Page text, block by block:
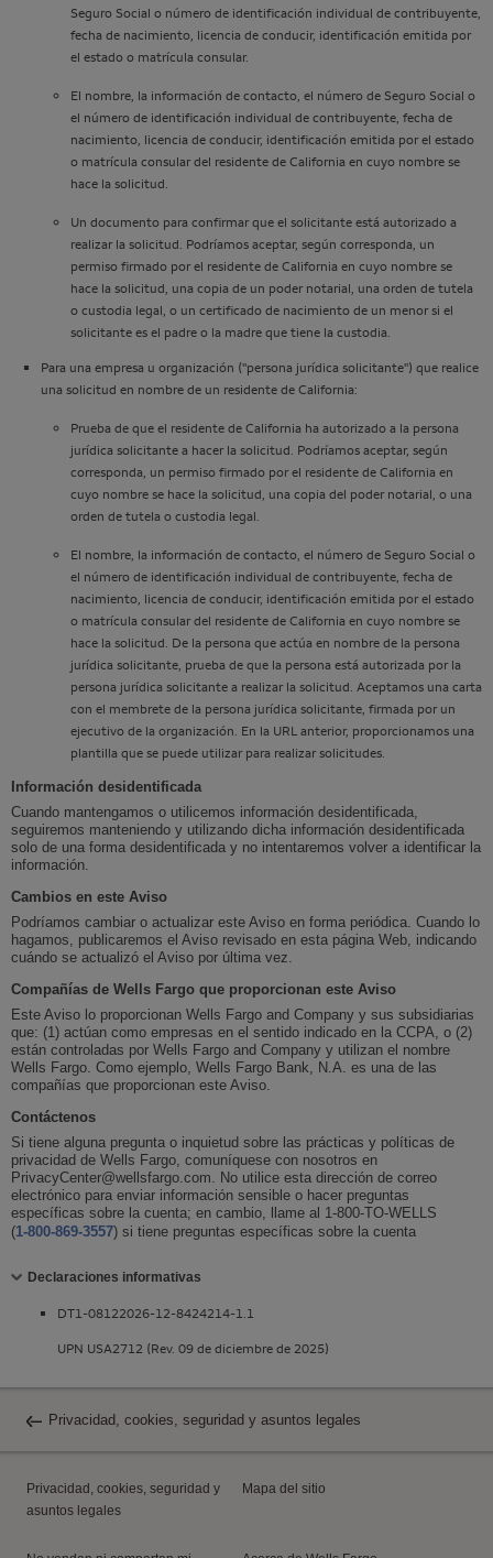
Seguro Social o número de identificación individual de contribuyente,
fecha de nacimiento, licencia de conducir, identificación emitida por
el estado o matrícula consular.
El nombre, la información de contacto, el número de Seguro Social o
el número de identificación individual de contribuyente, fecha de
nacimiento, licencia de conducir, identificación emitida por el estado
o matrícula consular del residente de California en cuyo nombre se
hace la solicitud.
Un documento para confirmar que el solicitante está autorizado a
realizar la solicitud. Podríamos aceptar, según corresponda, un
permiso firmado por el residente de California en cuyo nombre se
hace la solicitud, una copia de un poder notarial, una orden de tutela
o custodia legal, o un certificado de nacimiento de un menor si el
solicitante es el padre o la madre que tiene la custodia.
Para una empresa u organización ("persona jurídica solicitante") que realice
una solicitud en nombre de un residente de California:
Prueba de que el residente de California ha autorizado a la persona
jurídica solicitante a hacer la solicitud. Podríamos aceptar, según
corresponda, un permiso firmado por el residente de California en
cuyo nombre se hace la solicitud, una copia del poder notarial, o una
orden de tutela o custodia legal.
El nombre, la información de contacto, el número de Seguro Social o
el número de identificación individual de contribuyente, fecha de
nacimiento, licencia de conducir, identificación emitida por el estado
o matrícula consular del residente de California en cuyo nombre se
hace la solicitud. De la persona que actúa en nombre de la persona
jurídica solicitante, prueba de que la persona está autorizada por la
persona jurídica solicitante a realizar la solicitud. Aceptamos una carta
con el membrete de la persona jurídica solicitante, firmada por un
ejecutivo de la organización. En la URL anterior, proporcionamos una
plantilla que se puede utilizar para realizar solicitudes.
Información desidentificada
Cuando mantengamos o utilicemos información desidentificada,
seguiremos manteniendo y utilizando dicha información desidentificada
solo de una forma desidentificada y no intentaremos volver a identificar la
información.
Cambios en este Aviso
Podríamos cambiar o actualizar este Aviso en forma periódica. Cuando lo
hagamos, publicaremos el Aviso revisado en esta página Web, indicando
cuándo se actualizó el Aviso por última vez.
Compañías de Wells Fargo que proporcionan este Aviso
Este Aviso lo proporcionan Wells Fargo and Company y sus subsidiarias
que: (1) actúan como empresas en el sentido indicado en la CCPA, o (2)
están controladas por Wells Fargo and Company y utilizan el nombre
Wells Fargo. Como ejemplo, Wells Fargo Bank, N.A. es una de las
compañías que proporcionan este Aviso.
Contáctenos
Si tiene alguna pregunta o inquietud sobre las prácticas y políticas de
privacidad de Wells Fargo, comuníquese con nosotros en
PrivacyCenter@wellsfargo.com. No utilice esta dirección de correo
electrónico para enviar información sensible o hacer preguntas
específicas sobre la cuenta; en cambio, llame al 1-800-TO-WELLS
(1-800-869-3557) si tiene preguntas específicas sobre la cuenta
Declaraciones informativas
DT1-08122026-12-8424214-1.1
UPN USA2712 (Rev. 09 de diciembre de 2025)
Privacidad, cookies, seguridad y asuntos legales
Privacidad, cookies, seguridad y
asuntos legales
Mapa del sitio